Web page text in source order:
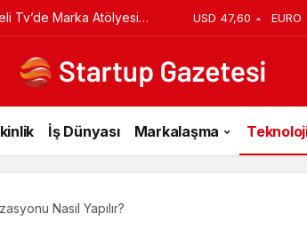
Tv’de Marka Atölyesi USD 47,60 EURO
İş Dünyası Markalaşma
Nasıl Yapılır?